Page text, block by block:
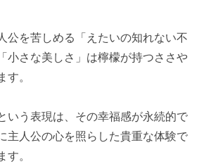
公を苦しめる「えたいの知れない不
小さな美しさ」は檸檬が持つささや
。
いう表現は、その幸福感が永続的で
主人公の心を照らした貴重な体験で
。